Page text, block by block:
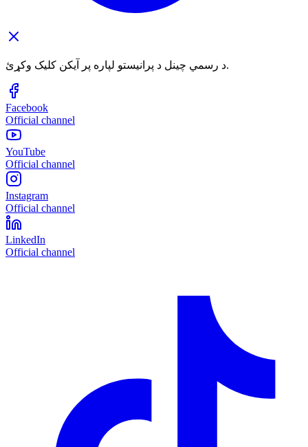
د رسمي چینل د پرانیستو لپاره پر آیکن کلیک وکړئ.
Facebook
Official channel
YouTube
Official channel
Instagram
Official channel
LinkedIn
Official channel